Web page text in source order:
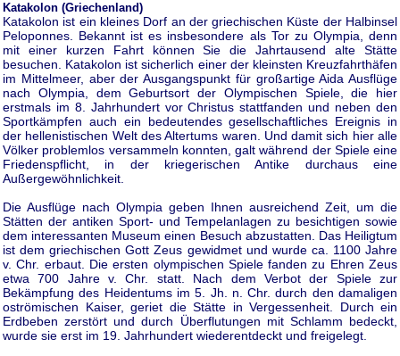
Katakolon (Griechenland)
Katakolon ist ein kleines Dorf an der griechischen Küste der Halbinsel
Peloponnes. Bekannt ist es insbesondere als Tor zu Olympia, denn
mit einer kurzen Fahrt können Sie die Jahrtausend alte Stätte
besuchen. Katakolon ist sicherlich einer der kleinsten Kreuzfahrthäfen
im Mittelmeer, aber der Ausgangspunkt für großartige Aida Ausflüge
nach Olympia, dem Geburtsort der Olympischen Spiele, die hier
erstmals im 8. Jahrhundert vor Christus stattfanden und neben den
Sportkämpfen auch ein bedeutendes gesellschaftliches Ereignis in
der hellenistischen Welt des Altertums waren. Und damit sich hier alle
Völker problemlos versammeln konnten, galt während der Spiele eine
Friedenspflicht, in der kriegerischen Antike durchaus eine
Außergewöhnlichkeit.
Die Ausflüge nach Olympia geben Ihnen ausreichend Zeit, um die
Stätten der antiken Sport- und Tempelanlagen zu besichtigen sowie
dem interessanten Museum einen Besuch abzustatten. Das Heiligtum
ist dem griechischen Gott Zeus gewidmet und wurde ca. 1100 Jahre
v. Chr. erbaut. Die ersten olympischen Spiele fanden zu Ehren Zeus
etwa 700 Jahre v. Chr. statt. Nach dem Verbot der Spiele zur
Bekämpfung des Heidentums im 5. Jh. n. Chr. durch den damaligen
oströmischen Kaiser, geriet die Stätte in Vergessenheit. Durch ein
Erdbeben zerstört und durch Überflutungen mit Schlamm bedeckt,
wurde sie erst im 19. Jahrhundert wiederentdeckt und freigelegt.